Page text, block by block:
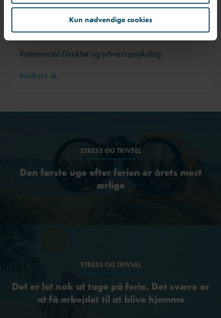
Kun nødvendige cookies
Thomas Lange
Kommerciel Direktør og erhvervspsykolog
thla@as3.dk
STRESS OG TRIVSEL
Den første uge efter ferien er årets mest
ærlige
STRESS OG TRIVSEL
Det er let nok at tage på ferie. Det svære er
at få arbejdet til at blive hjemme